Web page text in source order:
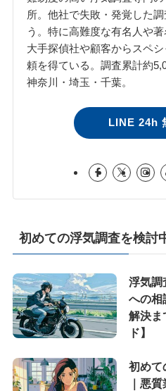
所。他社で失敗・発覚した
う。特に高難度な有名人や著
大手探偵社や顧客からスペ
頼を得ている。調査累計約
神奈川・埼玉・千葉。
LINE 24h
初めての浮気調査を検討
浮気調
への相
解決ま
ド】
初めて
｜悪